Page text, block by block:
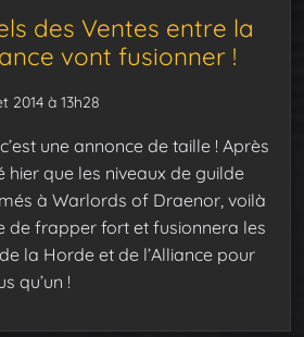
des Ventes entre la
vont fusionner !
2014 à 13h28
une annonce de taille ! Après
hier que les niveaux de guilde
à Warlords of Draenor, voilà
de frapper fort et fusionnera les
la Horde et de l’Alliance pour
qu’un !